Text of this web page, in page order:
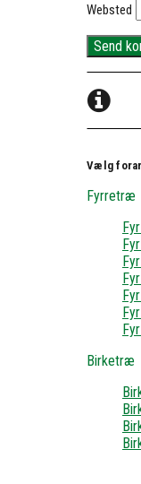
Websted
Vælg
Fyrretræ
Birketræ